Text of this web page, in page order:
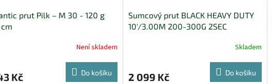
prut Pilk – M 30 - 120 g
Není skladem
Kč Do košíku
Sumcový prut BLACK HEAVY DUTY
10'/3.00M 200-300G 2SEC
Skladem
2 099 Kč Do košíku